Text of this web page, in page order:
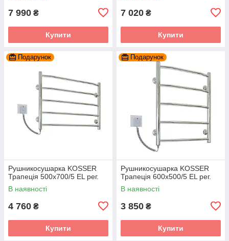
7 990 ₴
Купити
7 020 ₴
Купити
Подарунок
Рушникосушарка KOSSER
Трапеція 500х700/5 EL рег.
В наявності
4 760 ₴
Купити
Подарунок
Рушникосушарка KOSSER
Трапеція 600х500/5 EL рег.
В наявності
3 850 ₴
Купити